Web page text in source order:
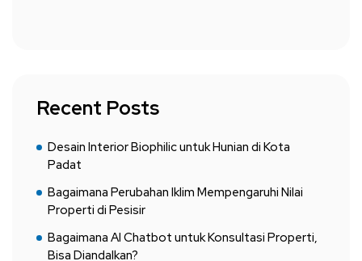
Recent Posts
Desain Interior Biophilic untuk Hunian di Kota
Padat
Bagaimana Perubahan Iklim Mempengaruhi Nilai
Properti di Pesisir
Bagaimana AI Chatbot untuk Konsultasi Properti,
Bisa Diandalkan?